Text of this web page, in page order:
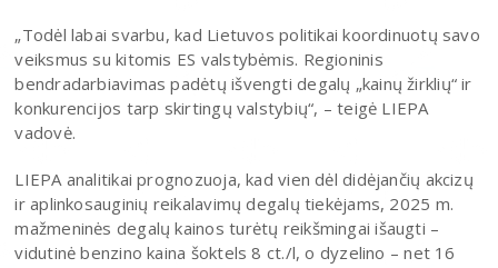
„Todėl labai svarbu, kad Lietuvos politikai koordinuotų savo
veiksmus su kitomis ES valstybėmis. Regioninis
bendradarbiavimas padėtų išvengti degalų „kainų žirklių“ ir
konkurencijos tarp skirtingų valstybių“, – teigė LIEPA
vadovė.
LIEPA analitikai prognozuoja, kad vien dėl didėjančių akcizų
ir aplinkosauginių reikalavimų degalų tiekėjams, 2025 m.
mažmeninės degalų kainos turėtų reikšmingai išaugti –
vidutinė benzino kaina šoktels 8 ct./l, o dyzelino – net 16